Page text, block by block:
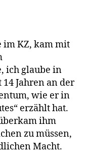
im KZ, kam mit
ich glaube in
Jahren an der
wie er in
erzählt hat.
ihm
zu müssen,
Macht.